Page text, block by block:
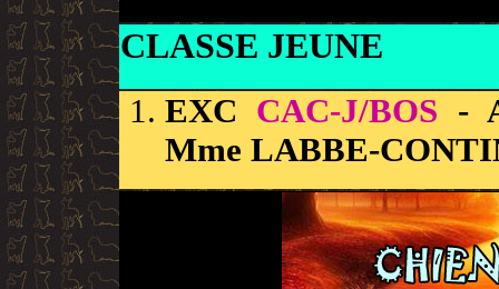
CLASSE JEUNE
EXC CAC-J/BOS -
Mme LABBE-